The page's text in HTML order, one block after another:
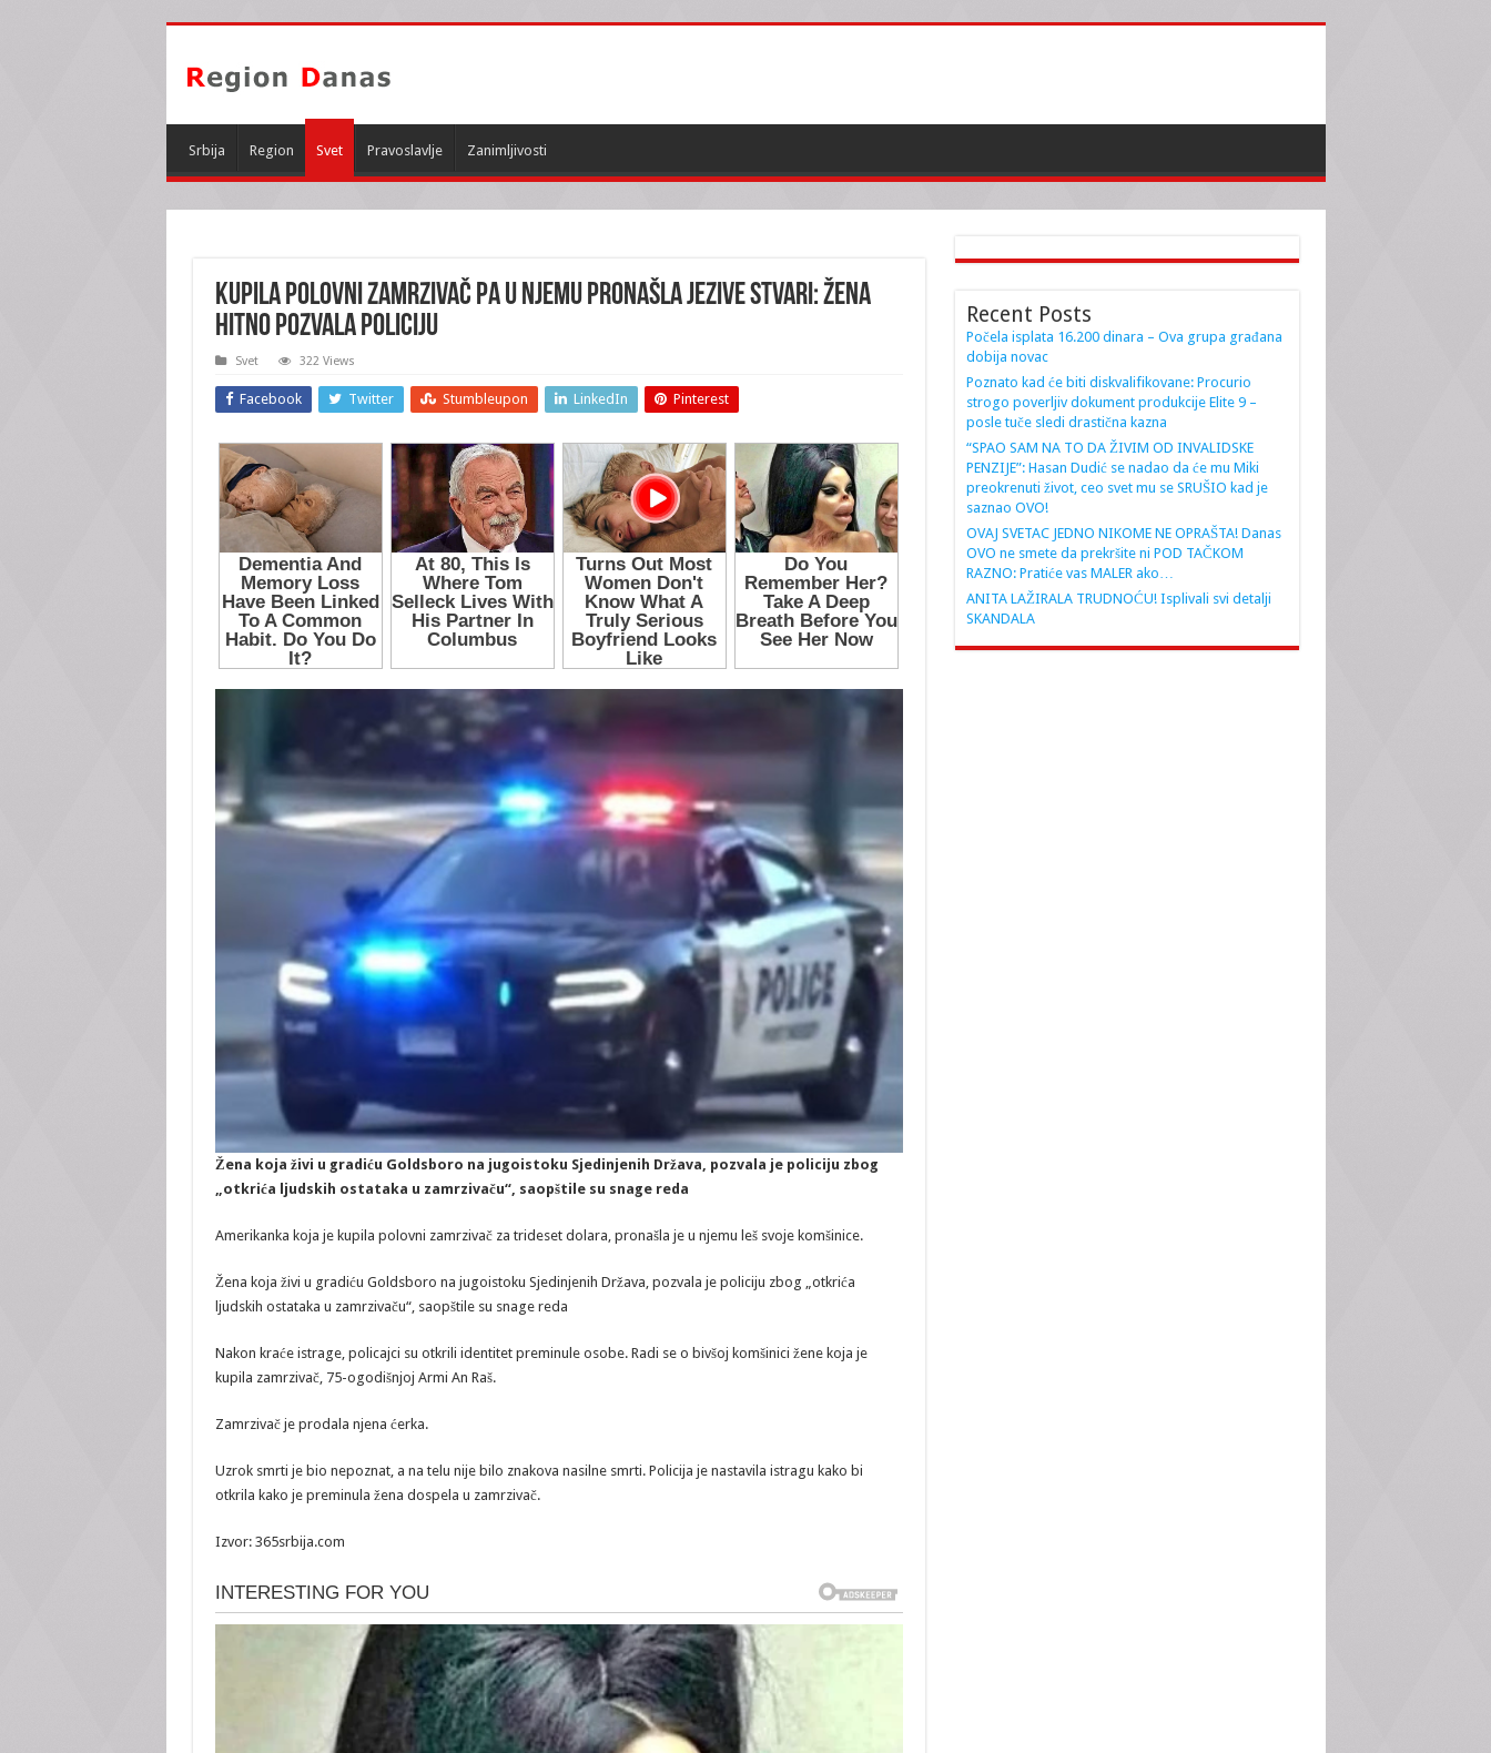
Srbija Region Svet Pravoslavlje Zanimljivosti
KUPILA POLOVNI ZAMRZIVAČ PA U NJEMU PRONAŠLA JEZIVE STVARI: Žena
hitno pozvala policiju
Svet 322 Views
Facebook Twitter Stumbleupon LinkedIn Pinterest
Žena koja živi u gradiću Goldsboro na jugoistoku Sjedinjenih Država, pozvala je policiju zbog
„otkrića ljudskih ostataka u zamrzivaču“, saopštile su snage reda
Amerikanka koja je kupila polovni zamrzivač za trideset dolara, pronašla je u njemu leš svoje komšinice.
Žena koja živi u gradiću Goldsboro na jugoistoku Sjedinjenih Država, pozvala je policiju zbog „otkrića
ljudskih ostataka u zamrzivaču“, saopštile su snage reda
Nakon kraće istrage, policajci su otkrili identitet preminule osobe. Radi se o bivšoj komšinici žene koja je
kupila zamrzivač, 75-ogodišnjoj Armi An Raš.
Zamrzivač je prodala njena ćerka.
Uzrok smrti je bio nepoznat, a na telu nije bilo znakova nasilne smrti. Policija je nastavila istragu kako bi
otkrila kako je preminula žena dospela u zamrzivač.
Izvor: 365srbija.com
Recent Posts
Počela isplata 16.200 dinara – Ova grupa građana
dobija novac
Poznato kad će biti diskvalifikovane: Procurio
strogo poverljiv dokument produkcije Elite 9 –
posle tuče sledi drastična kazna
“SPAO SAM NA TO DA ŽIVIM OD INVALIDSKE
PENZIJE”: Hasan Dudić se nadao da će mu Miki
preokrenuti život, ceo svet mu se SRUŠIO kad je
saznao OVO!
OVAJ SVETAC JEDNO NIKOME NE OPRAŠTA! Danas
OVO ne smete da prekršite ni POD TAČKOM
RAZNO: Pratiće vas MALER ako…
ANITA LAŽIRALA TRUDNOĆU! Isplivali svi detalji
SKANDALA